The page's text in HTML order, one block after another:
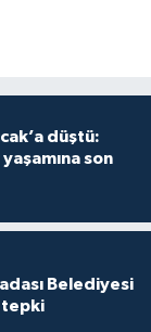
düştü:
son
Belediyesi
tepki